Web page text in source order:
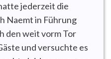
jederzeit die
Naemt in Führung
den weit vorm Tor
und versuchte es